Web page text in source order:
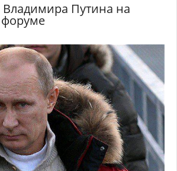
Владимира Путина на
форуме